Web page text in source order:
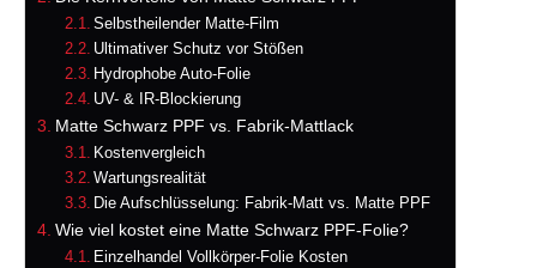
Selbstheilender Matte-Film
Ultimativer Schutz vor Stößen
Hydrophobe Auto-Folie
UV- & IR-Blockierung
Matte Schwarz PPF vs. Fabrik-Mattlack
Kostenvergleich
Wartungsrealität
Die Aufschlüsselung: Fabrik-Matt vs. Matte PPF
Wie viel kostet eine Matte Schwarz PPF-Folie?
Einzelhandel Vollkörper-Folie Kosten